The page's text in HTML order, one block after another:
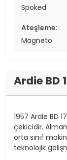
Spoked
Ateşleme:
Magneto
Ardie BD
1957 Ardie BD
çekicidir.
orta sınıf
teknolojik